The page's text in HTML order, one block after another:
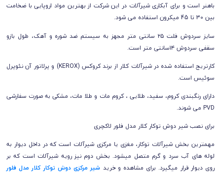
باهنر است و برای آبکاری شیرآلات در این شرکت از بهترین مواد اروپایی با ضخامت
بین 30 تا 45 میکرون استفاده می شود.
سایز سردوش فلت ۲۵ سانتی متر مجهز به سیستم ضد شوره و آهک، طول بازو
سقفی سردوش ۱۴سانتی متر است.
کارتریج استفاده شده در شیرآلات کلار از برند کروکس (KEROX) و
پرلاتور آن نئوپرل
سوئیس است.
دارای رنگبندی کروم، سفید، طلایی ، کروم مات و طلا مات، مشکی به صورت سفارشی
PVD می شوند.
برای نصب شیر دوش توکارکلار مدل فلور لاکچری
مهمترین بخش شیرآلات توکار، مغزی یا مرکزی شیرآلات است که در داخل دیوار به
لوله های آب سرد و گرم متصل میشود. بخش دوم نیز رویه شیرآلات است که بر
روی دیوار قرار میگیرد. برای مشاهده و خرید شیر مرکزی دوش توکارکلار مدل فلور